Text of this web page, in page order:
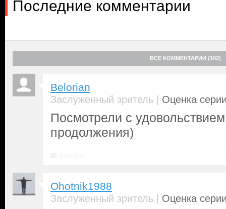
Последние комментарии
ВСЕ КОММЕНТАРИИ (102)
Belorian
Заслуженный зритель | Оценка
Посмотрели с
продолжения)
Ohotnik1988
Заслуженный зритель | Оценка